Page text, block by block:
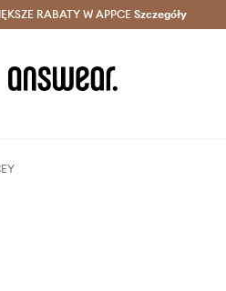
Dostawa nawet w 24h >
RABATY W APPCESzczegóły